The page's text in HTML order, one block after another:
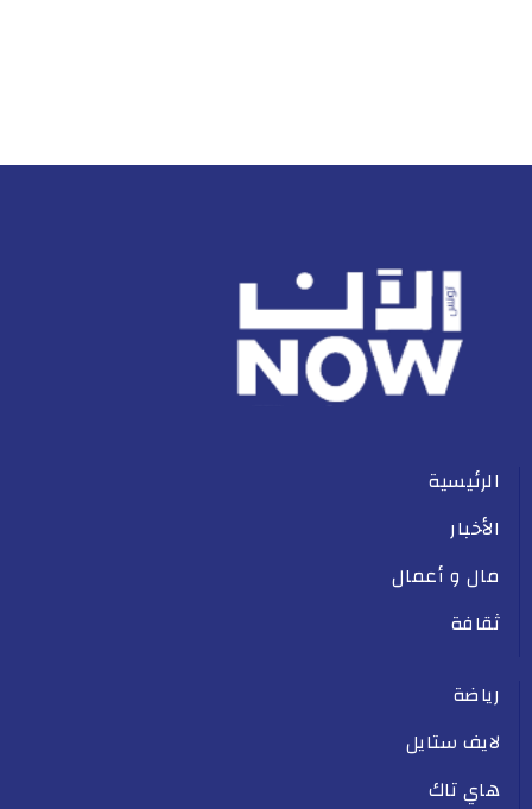
الرئيسية
الأخبار
مال و أعمال
ثقافة
رياضة
لايف ستايل
هاي تاك